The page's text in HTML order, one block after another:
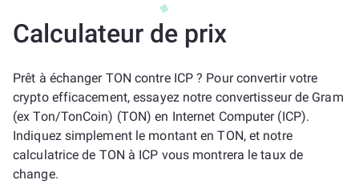
Calculateur de prix
Prêt à échanger TON contre ICP ? Pour convertir votre
crypto efficacement, essayez notre convertisseur de Gram
(ex Ton/TonCoin) (TON) en Internet Computer (ICP).
Indiquez simplement le montant en TON, et notre
calculatrice de TON à ICP vous montrera le taux de
change.